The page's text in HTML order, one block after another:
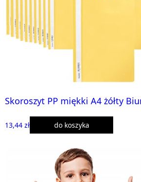
Skoroszyt PP miękki A4 żółty
13,44 zł do koszyka